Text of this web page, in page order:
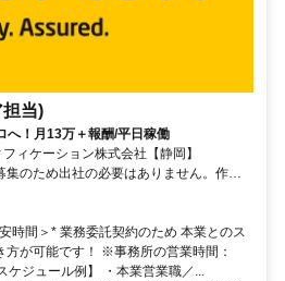
担当)
へ！月13万＋報酬/平日稼働
ィケーション株式会社【静岡】
のため出社の必要はありません。作業
用意をお願いいたします。
時間＞* 業務委託契約のため 本業とのス
方が可能です！ ※事務所の営業時間：
ジュール例】 ・本業営業職／...